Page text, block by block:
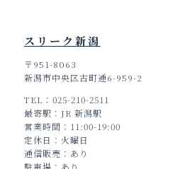
スリーク新潟
〒951-8063
新潟市中央区古町通6-959-2
TEL
025-210-2511
最寄駅
JR 新潟駅
営業時間
11:00-19:00
定休日
火曜日
通信販売
あり
駐車場
あり